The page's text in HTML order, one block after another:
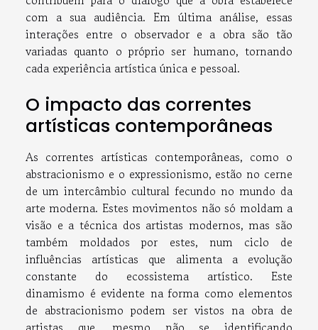
com a sua audiência. Em última análise, essas
interações entre o observador e a obra são tão
variadas quanto o próprio ser humano, tornando
cada experiência artística única e pessoal.
O impacto das correntes
artísticas contemporâneas
As correntes artísticas contemporâneas, como o
abstracionismo e o expressionismo, estão no cerne
de um intercâmbio cultural fecundo no mundo da
arte moderna. Estes movimentos não só moldam a
visão e a técnica dos artistas modernos, mas são
também moldados por estes, num ciclo de
influências artísticas que alimenta a evolução
constante do ecossistema artístico. Este
dinamismo é evidente na forma como elementos
de abstracionismo podem ser vistos na obra de